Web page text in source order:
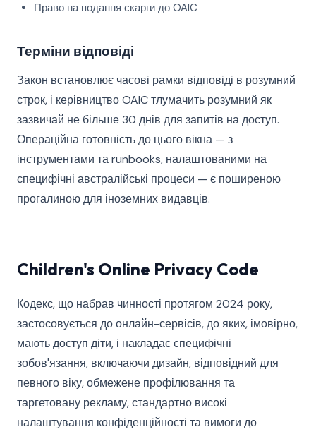
Право на подання скарги до OAIC
Терміни відповіді
Закон встановлює часові рамки відповіді в розумний
строк, і керівництво OAIC тлумачить розумний як
зазвичай не більше 30 днів для запитів на доступ.
Операційна готовність до цього вікна — з
інструментами та runbooks, налаштованими на
специфічні австралійські процеси — є поширеною
прогалиною для іноземних видавців.
Children's Online Privacy Code
Кодекс, що набрав чинності протягом 2024 року,
застосовується до онлайн-сервісів, до яких, імовірно,
мають доступ діти, і накладає специфічні
зобов'язання, включаючи дизайн, відповідний для
певного віку, обмежене профілювання та
таргетовану рекламу, стандартно високі
налаштування конфіденційності та вимоги до